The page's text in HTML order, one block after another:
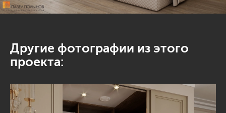
Другие фотографии из этого
проекта: